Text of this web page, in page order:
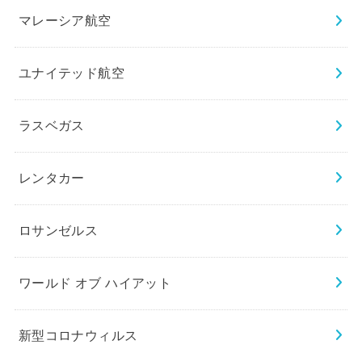
マレーシア航空
ユナイテッド航空
ラスベガス
レンタカー
ロサンゼルス
ワールド オブ ハイアット
新型コロナウィルス